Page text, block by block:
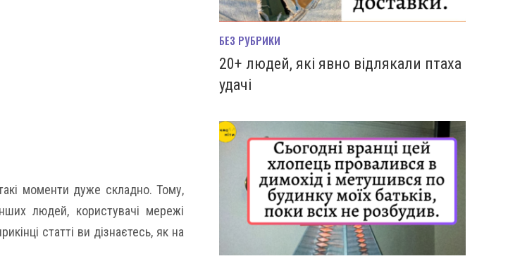
моменти дуже складно. Тому,
людей, користувачі мережі
статті ви дізнаєтесь, як на
БЕЗ РУБРИКИ
20+ людей, які явно відлякали птаха
удачі